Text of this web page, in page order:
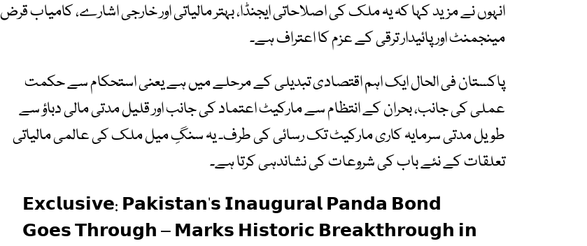
انہوں نے مزید کہا کہ یہ ملک کی اصلاحاتی ایجنڈا، بہتر مالیاتی اور خارجی اشارے، کامیاب قرض
مینجمنٹ اور پائیدار ترقی کے عزم کا اعتراف ہے۔
پاکستان فی الحال ایک اہم اقتصادی تبدیلی کے مرحلے میں ہے یعنی استحکام سے حکمت
عملی کی جانب، بحران کے انتظام سے مارکیٹ اعتماد کی جانب اور قلیل مدتی مالی دباؤ سے
طویل مدتی سرمایہ کاری مارکیٹ تک رسائی کی طرف۔ یہ سنگِ میل ملک کی عالمی مالیاتی
تعلقات کے نئے باب کی شروعات کی نشاندہی کرتا ہے۔
𝗘𝘅𝗰𝗹𝘂𝘀𝗶𝘃𝗲: 𝗣𝗮𝗸𝗶𝘀𝘁𝗮𝗻’𝘀 𝗜𝗻𝗮𝘂𝗴𝘂𝗿𝗮𝗹 𝗣𝗮𝗻𝗱𝗮 𝗕𝗼𝗻𝗱
𝗚𝗼𝗲𝘀 𝗧𝗵𝗿𝗼𝘂𝗴𝗵 – 𝗠𝗮𝗿𝗸𝘀 𝗛𝗶𝘀𝘁𝗼𝗿𝗶𝗰 𝗕𝗿𝗲𝗮𝗸𝘁𝗵𝗿𝗼𝘂𝗴𝗵 𝗶𝗻